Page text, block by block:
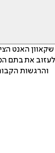
האנט
את בתם
והרגשות